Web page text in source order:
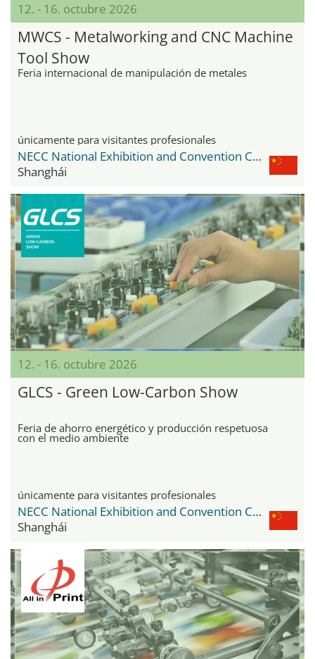
12. - 16. octubre 2026
MWCS - Metalworking and CNC Machine
Tool Show
Feria internacional de manipulación de metales
únicamente para visitantes profesionales
NECC National Exhibition and Convention Center
Shanghái
12. - 16. octubre 2026
GLCS - Green Low-Carbon Show
Feria de ahorro energético y producción respetuosa
con el medio ambiente
únicamente para visitantes profesionales
NECC National Exhibition and Convention Center
Shanghái